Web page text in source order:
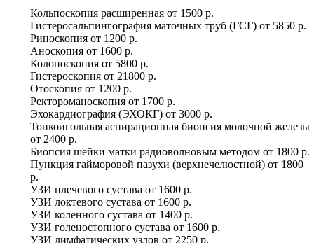
Кольпоскопия расширенная от 1500 р.
Гистеросальпингография маточных труб (ГСГ) от 5850 р.
Риноскопия от 1200 р.
Аноскопия от 1600 р.
Колоноскопия от 5800 р.
Гистероскопия от 21800 р.
Отоскопия от 1200 р.
Ректороманоскопия от 1700 р.
Эхокардиография (ЭХОКГ) от 3000 р.
Тонкоигольная аспирационная биопсия молочной железы
от 2400 р.
Биопсия шейки матки радиоволновым методом от 1800 р.
Пункция гайморовой пазухи (верхнечелюстной) от 1800
р.
УЗИ плечевого сустава от 1600 р.
УЗИ локтевого сустава от 1600 р.
УЗИ коленного сустава от 1400 р.
УЗИ голеностопного сустава от 1600 р.
УЗИ лимфатических узлов от 2250 р.